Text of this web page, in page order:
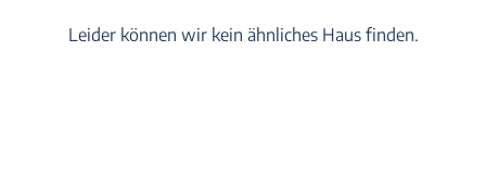
Leider können wir kein ähnliches Haus finden.